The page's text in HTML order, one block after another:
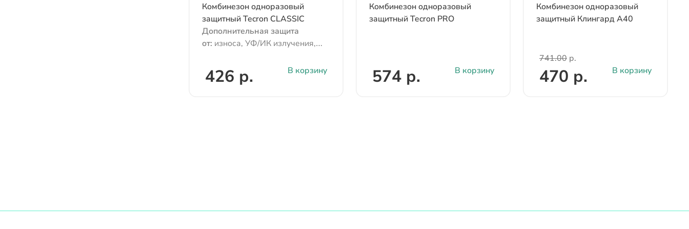
Комбинезон одноразовый
защитный Tecron CLASSIC
Дополнительная защита
от: износа, УФ/ИК излучения,
рисков, электричества
426 р. В корзину
Комбинезон одноразовый
защитный Tecron PRO
574 р. В корзину
Комбинезон одноразовый
защитный Клингард А40
741.00 р.
470 р. В корзину